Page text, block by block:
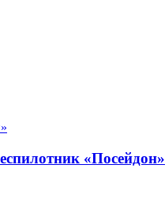
«Посейдон»